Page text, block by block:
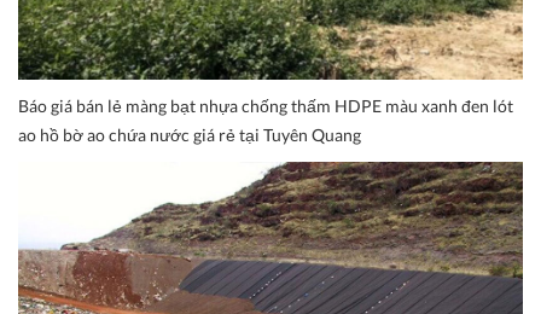
Báo giá bán lẻ màng bạt nhựa chống thấm HDPE màu xanh đen lót
ao hồ bờ ao chứa nước giá rẻ tại Tuyên Quang